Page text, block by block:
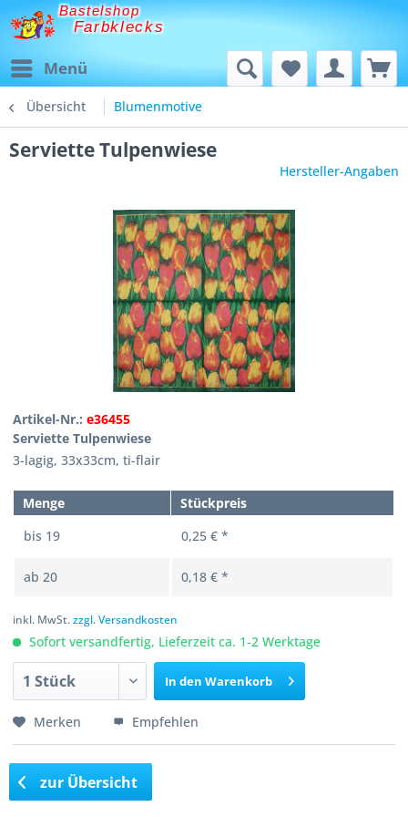
Bastelshop
Farbklecks
Menü
Übersicht Blumenmotive
Serviette Tulpenwiese
Hersteller-Angaben
Artikel-Nr.:e36455
Serviette Tulpenwiese
3-lagig, 33x33cm, ti-flair
Menge
Stückpreis
bis 19 0,25 € *
ab20 0,18 € *
inkl. MwSt.zzgl. Versandkosten
Sofort versandfertig, Lieferzeit ca. 1-2 Werktage
In den Warenkorb
Merken Empfehlen
zur Übersicht